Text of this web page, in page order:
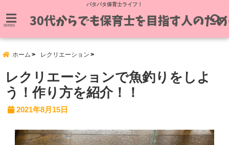
バタバタ保育士ライフ！
menu
ホーム レクリエーション
レクリエーションで魚釣りをしよ
う！作り方を紹介！！
2021年8月15日